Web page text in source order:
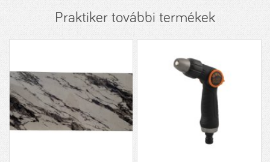
Praktiker további termékek